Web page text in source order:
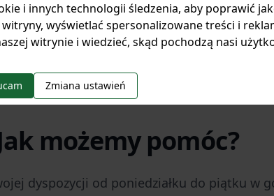
i innych technologii śledzenia, aby poprawić
wyświetlać spersonalizowane treści i
witrynie i wiedzieć, skąd pochodzą nasi
Zmiana ustawień
reCAPTCHA and the GooglePrivacy PolicyandTerms of Service
możemy pomóc?
dyspozycji od poniedziałku do piątku w